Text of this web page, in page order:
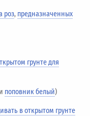
роз, предназначенных
грунте для
поповник белый)
в открытом грунте